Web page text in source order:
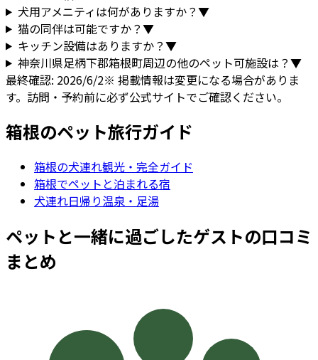
犬用アメニティは何がありますか？▼
猫の同伴は可能ですか？▼
キッチン設備はありますか？▼
神奈川県足柄下郡箱根町周辺の他のペット可施設は？▼
最終確認: 2026/6/2※ 掲載情報は変更になる場合がありま
す。訪問・予約前に必ず公式サイトでご確認ください。
箱根のペット旅行ガイド
箱根の犬連れ観光・完全ガイド
箱根でペットと泊まれる宿
犬連れ日帰り温泉・足湯
ペットと一緒に過ごしたゲストの口コミ
まとめ